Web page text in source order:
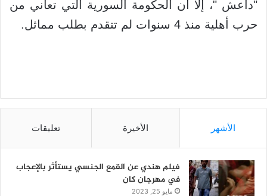
"داعش "، إلا أن الحكومة السورية التي تعاني من
حرب أهلية منذ 4 سنوات لم تتقدم بطلب مماثل.
الأشهر الأخيرة تعليقات
فيلم هندي عن القمع الجنسي يستأثر بالإعجاب
في مهرجان كان
مايو 25, 2023